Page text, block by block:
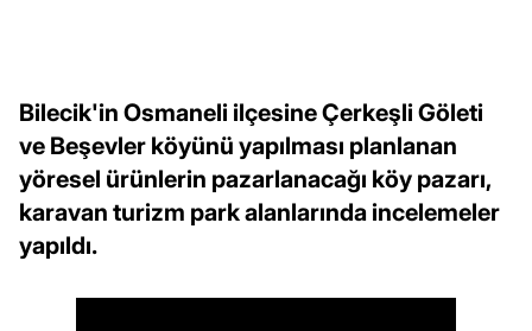
Bilecik'in Osmaneli ilçesine Çerkeşli Göleti
ve Beşevler köyünü yapılması planlanan
yöresel ürünlerin pazarlanacağı köy pazarı,
karavan turizm park alanlarında incelemeler
yapıldı.